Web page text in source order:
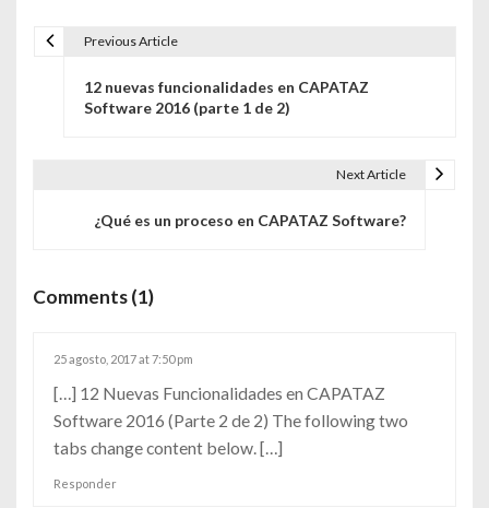
Previous Article
12 nuevas funcionalidades en CAPATAZ
Software 2016 (parte 1 de 2)
Next Article
¿Qué es un proceso en CAPATAZ Software?
Comments (1)
25 agosto, 2017 at 7:50 pm
[…] 12 Nuevas Funcionalidades en CAPATAZ
Software 2016 (Parte 2 de 2) The following two
tabs change content below. […]
Responder